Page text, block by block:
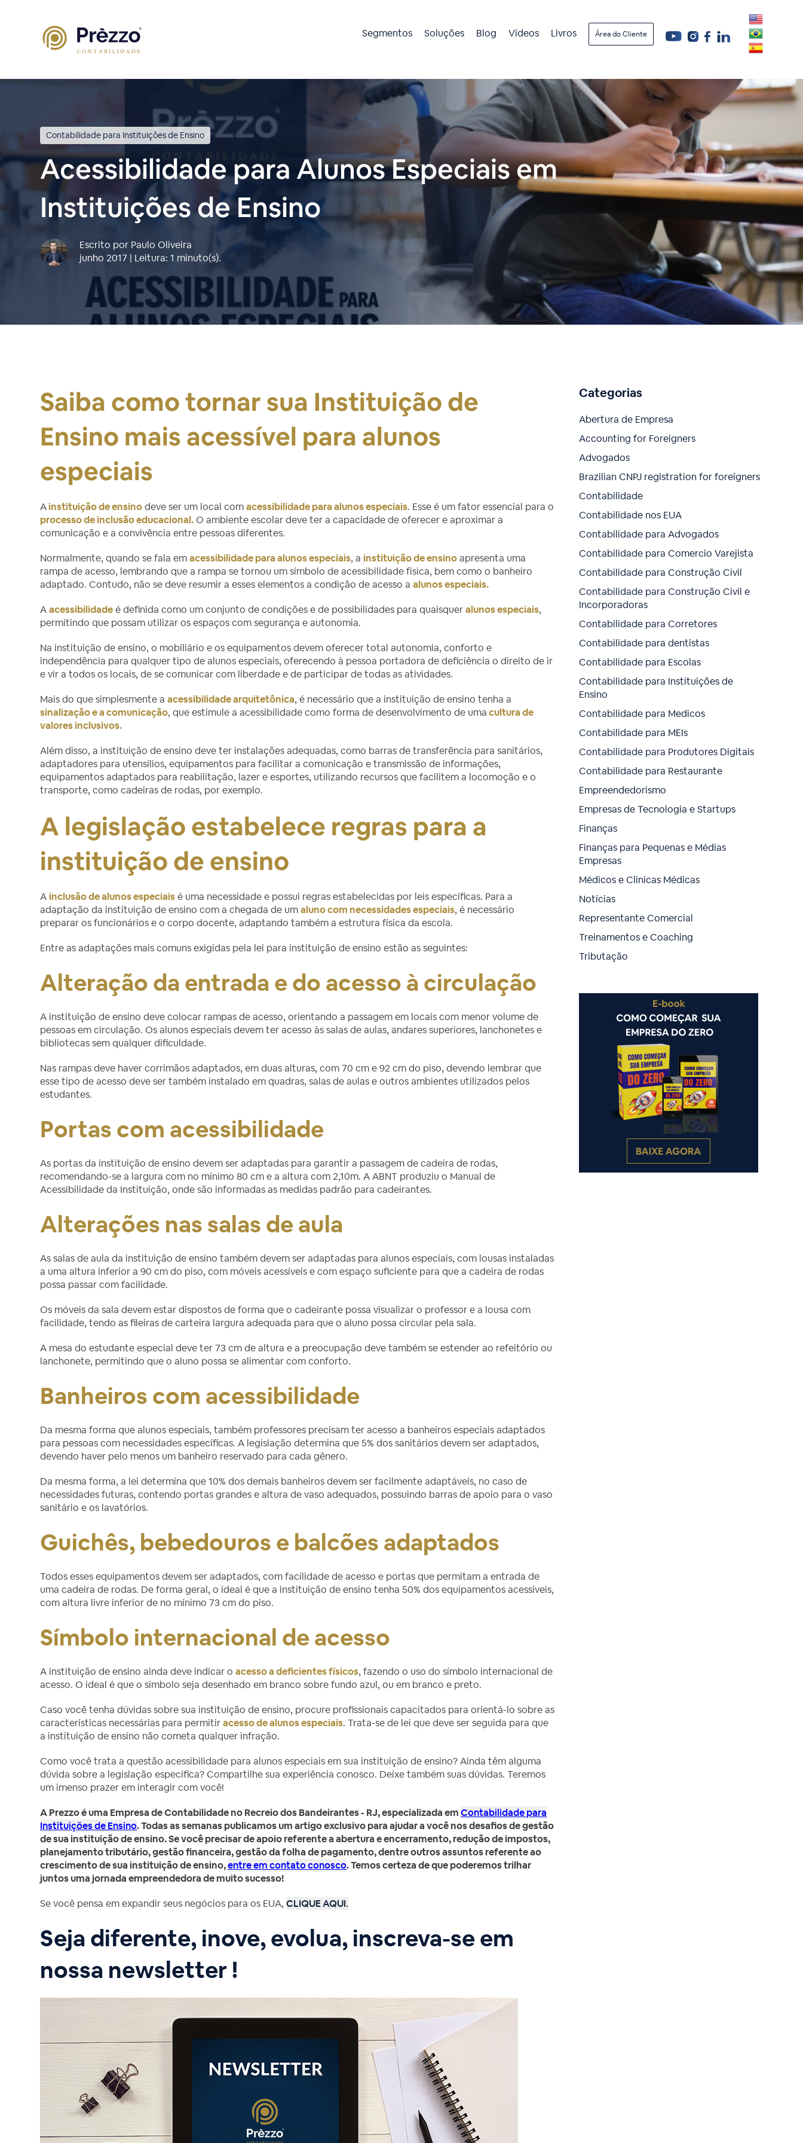
Segmentos Soluções Blog Vídeos Livros Área do Cliente
Contabilidade para Instituições de Ensino
Acessibilidade para Alunos Especiais em
Instituições de Ensino
Escrito por Paulo Oliveira
junho 2017 | Leitura: 1 minuto(s).
Saiba como tornar sua Instituição de
Ensino mais acessível para alunos
especiais
Ainstituição de ensinodeve ser um local comacessibilidade para alunos especiais. Esse é um fator essencial para o
processo de inclusão educacional.O ambiente escolar deve ter a capacidade de oferecer e aproximar a
comunicação e a convivência entre pessoas diferentes.
Normalmente, quando se fala emacessibilidade para alunos especiais, a instituição de ensinoapresenta uma
rampa de acesso, lembrando que a rampa se tornou um símbolo de acessibilidade física, bem como o banheiro
adaptado. Contudo, não se deve resumir a esses elementos a condição de acesso aalunos especiais.
Aacessibilidadeé definida como um conjunto de condições e de possibilidades para quaisqueralunos especiais,
permitindo que possam utilizar os espaços com segurança e autonomia.
Na instituição de ensino, o mobiliário e os equipamentos devem oferecer total autonomia, conforto e
independência para qualquer tipo de alunos especiais, oferecendo à pessoa portadora de deficiência o direito de ir
e vir a todos os locais, de se comunicar com liberdade e de participar de todas as atividades.
Mais do que simplesmente aacessibilidade arquitetônica, é necessário que a instituição de ensino tenha a
sinalização e a comunicação, que estimule a acessibilidade como forma de desenvolvimento de umacultura de
valores inclusivos.
Além disso, a instituição de ensino deve ter instalações adequadas, como barras de transferência para sanitários,
adaptadores para utensílios, equipamentos para facilitar a comunicação e transmissão de informações,
equipamentos adaptados para reabilitação, lazer e esportes, utilizando recursos que facilitem a locomoção e o
transporte, como cadeiras de rodas, por exemplo.
A legislação estabelece regras para a
instituição de ensino
A inclusão de alunos especiaisé uma necessidade e possui regras estabelecidas por leis específicas. Para a
adaptação da instituição de ensino com a chegada de umaluno com necessidades especiais, é necessário
preparar os funcionários e o corpo docente, adaptando também a estrutura física da escola.
Entre as adaptações mais comuns exigidas pela lei para instituição de ensino estão as seguintes:
Alteração da entrada e do acesso à circulação
A instituição de ensino deve colocar rampas de acesso, orientando a passagem em locais com menor volume de
pessoas em circulação. Os alunos especiais devem ter acesso às salas de aulas, andares superiores, lanchonetes e
bibliotecas sem qualquer dificuldade.
Nas rampas deve haver corrimãos adaptados, em duas alturas, com 70 cm e 92 cm do piso, devendo lembrar que
esse tipo de acesso deve ser também instalado em quadras, salas de aulas e outros ambientes utilizados pelos
estudantes.
Portas com acessibilidade
As portas da instituição de ensino devem ser adaptadas para garantir a passagem de cadeira de rodas,
recomendando-se a largura com no mínimo 80 cm e a altura com 2,10m. A ABNT produziu o Manual de
Acessibilidade da Instituição, onde são informadas as medidas padrão para cadeirantes.
Alterações nas salas de aula
As salas de aula da instituição de ensino também devem ser adaptadas para alunos especiais, com lousas instaladas
a uma altura inferior a 90 cm do piso, com móveis acessíveis e com espaço suficiente para que a cadeira de rodas
possa passar com facilidade.
Os móveis da sala devem estar dispostos de forma que o cadeirante possa visualizar o professor e a lousa com
facilidade, tendo as fileiras de carteira largura adequada para que o aluno possa circular pela sala.
A mesa do estudante especial deve ter 73 cm de altura e a preocupação deve também se estender ao refeitório ou
lanchonete, permitindo que o aluno possa se alimentar com conforto.
Banheiros com acessibilidade
Da mesma forma que alunos especiais, também professores precisam ter acesso a banheiros especiais adaptados
para pessoas com necessidades específicas. A legislação determina que 5% dos sanitários devem ser adaptados,
devendo haver pelo menos um banheiro reservado para cada gênero.
Da mesma forma, a lei determina que 10% dos demais banheiros devem ser facilmente adaptáveis, no caso de
necessidades futuras, contendo portas grandes e altura de vaso adequados, possuindo barras de apoio para o vaso
sanitário e os lavatórios.
Guichês, bebedouros e balcões adaptados
Todos esses equipamentos devem ser adaptados, com facilidade de acesso e portas que permitam a entrada de
uma cadeira de rodas. De forma geral, o ideal é que a instituição de ensino tenha 50% dos equipamentos acessíveis,
com altura livre inferior de no mínimo 73 cm do piso.
Símbolo internacional de acesso
A instituição de ensino ainda deve indicar oacesso a deficientes físicos, fazendo o uso do símbolo internacional de
acesso. O ideal é que o símbolo seja desenhado em branco sobre fundo azul, ou em branco e preto.
Caso você tenha dúvidas sobre sua instituição de ensino, procure profissionais capacitados para orientá-lo sobre as
características necessárias para permitiracesso de alunos especiais. Trata-se de lei que deve ser seguida para que
a instituição de ensino não cometa qualquer infração.
Como você trata a questão acessibilidade para alunos especiais em sua instituição de ensino? Ainda têm alguma
dúvida sobre a legislação específica? Compartilhe sua experiência conosco. Deixe também suas dúvidas. Teremos
um imenso prazer em interagir com você!
A Prezzo é uma Empresa de Contabilidade noRecreio dos Bandeirantes - RJ, especializada emContabilidade para
Instituições de Ensino. Todas as semanas publicamos um artigo exclusivo para ajudar a você nos desafios de gestão
de sua instituição de ensino. Se você precisar de apoio referente a abertura e encerramento, redução de impostos,
planejamento tributário, gestão financeira, gestão da folha de pagamento, dentre outros assuntos referente ao
crescimento de sua instituição de ensino,entre em contato conosco. Temos certeza de que poderemos trilhar
juntos uma jornada empreendedora de muito sucesso!
Se você pensa em expandir seus negócios para os EUA,CLIQUE AQUI.
Seja diferente, inove, evolua, inscreva-se em
nossa newsletter !
Categorias
Abertura de Empresa
Accounting for Foreigners
Advogados
Brazilian CNPJ registration for foreigners
Contabilidade
Contabilidade nos EUA
Contabilidade para Advogados
Contabilidade para Comercio Varejista
Contabilidade para Construção Civil
Contabilidade para Construção Civil e
Incorporadoras
Contabilidade para Corretores
Contabilidade para dentistas
Contabilidade para Escolas
Contabilidade para Instituições de
Ensino
Contabilidade para Medicos
Contabilidade para MEIs
Contabilidade para Produtores Digitais
Contabilidade para Restaurante
Empreendedorismo
Empresas de Tecnologia e Startups
Finanças
Finanças para Pequenas e Médias
Empresas
Médicos e Clínicas Médicas
Notícias
Representante Comercial
Treinamentos e Coaching
Tributação